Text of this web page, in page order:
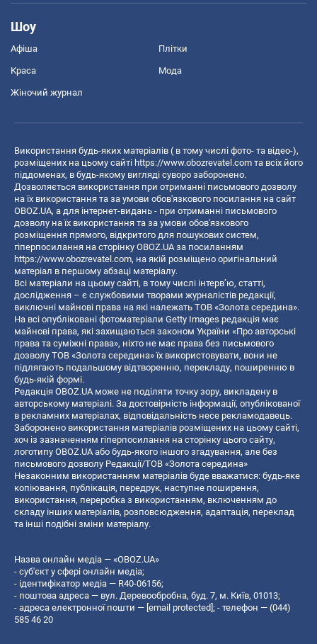
Шоу
Афіша Плітки
Краса Мода
Жіночий журнал
Використання будь-яких матеріалів ( в тому числі фото- та відео-),
розміщених на цьому сайті https://www.obozrevatel.com та всіх його
піддоменах, в будь-якому вигляді суворо заборонено.
Дозволяється використання при отриманні письмового дозволу
на їх використання та за умови обов'язкового посилання на сайт
OBOZ.UA, а для інтернет-видань - при отриманні письмового
дозволу на їх використання та за умови обов'язкового
розміщення прямого, відкритого для пошукових систем,
гіперпосилання на сторінку OBOZ.UA за посиланням
https://www.obozrevatel.com, на якій розміщено оригінальний
матеріал в першому абзаці матеріалу.
Всі матеріали на цьому сайті, в тому числі інтерв’ю, статті,
дослідження – є службовими творами журналістів редакції,
виключні майнові права на які належать ТОВ «Золота середина».
На всі опубліковані фотоматеріали Getty Images редакція має
майнові права, які захищаються законом України «Про авторські
права та суміжні права», ніхто не має права без письмового
дозволу ТОВ «Золота середина» їх використовувати, вони не
підлягають подальшому відтворенню, перекладу, поширенню в
будь-якій формі.
Редакція OBOZ.UA може не поділяти точку зору, викладену в
авторському матеріалі. За достовірність інформації, опублікованої
в рекламних матеріалах, відповідальність несе рекламодавець.
Заборонено використання матеріалів розміщених на цьому сайті,
хоч із зазначенням гіперпосилання на сторінку цього сайту,
логотипу OBOZ.UA або будь-якого іншого згадування, але без
письмового дозволу Редакції/ТОВ «Золота середина»
Незаконним використанням матеріалів буде вважатися: будь-яке
копiювання, публiкацiя, передрук, наступне поширення,
використання, переробка з використанням, включенням до
складу інших матеріалів, розповсюдження, адаптація, переклад
та інші подібні зміни матеріалу.
Назва онлайн медіа — «OBOZ.UA»
- суб'єкт у сфері онлайн медіа;
- ідентифікатор медіа — R40-06156;
- поштова адреса — вул. Деревообробна, буд. 7, м. Київ, 01013;
- адреса електронної пошти — [email protected]; - телефон — (044)
585 46 20